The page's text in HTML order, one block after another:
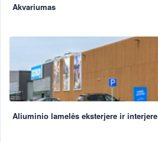
Akvariumas
Aliuminio lamelės eksterjere ir interjere